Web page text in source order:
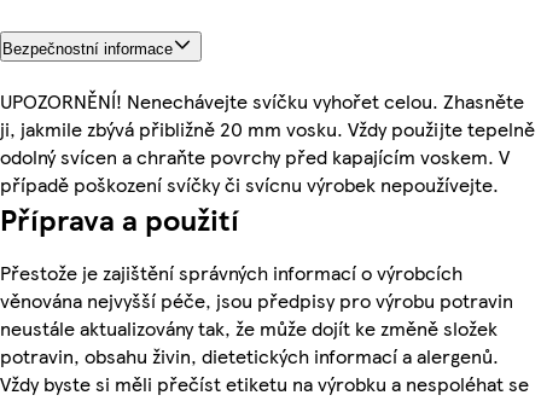
Bezpečnostní informace
UPOZORNĚNÍ! Nenechávejte svíčku vyhořet celou. Zhasněte
ji, jakmile zbývá přibližně 20 mm vosku. Vždy použijte tepelně
odolný svícen a chraňte povrchy před kapajícím voskem. V
případě poškození svíčky či svícnu výrobek nepoužívejte.
Příprava a použití
Přestože je zajištění správných informací o výrobcích
věnována nejvyšší péče, jsou předpisy pro výrobu potravin
neustále aktualizovány tak, že může dojít ke změně složek
potravin, obsahu živin, dietetických informací a alergenů.
Vždy byste si měli přečíst etiketu na výrobku a nespoléhat se